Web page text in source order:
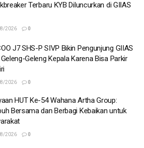
Terbaru KYB Diluncurkan di GIIAS
2026 0
J7 SHS-P SIVP Bikin Pengunjung GIIAS
Geleng Kepala Karena Bisa Parkir
2026 0
HUT Ke-54 Wahana Artha Group:
Bersama dan Berbagi Kebaikan untuk
2026 0